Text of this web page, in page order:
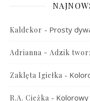
Kaldekor - Prosty
Adrianna - Adzik
Zaklęta Igiełka -
R.A. Cieżka -